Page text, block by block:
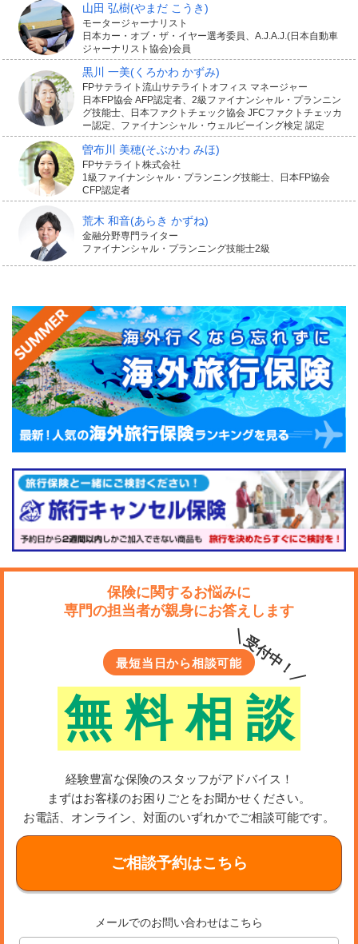
山田 弘樹(やまだ こうき)
モータージャーナリスト
日本カー・オブ・ザ・イヤー選考委員、A.J.A.J.(日本自動車
ジャーナリスト協会)会員
黒川 一美(くろかわ かずみ)
FPサテライト流山サテライトオフィス マネージャー
日本FP協会 AFP認定者、2級ファイナンシャル・プランニン
グ技能士、日本ファクトチェック協会 JFCファクトチェッカ
ー認定、ファイナンシャル・ウェルビーイング検定 認定
曽布川 美穂(そぶかわ みほ)
FPサテライト株式会社
1級ファイナンシャル・プランニング技能士、日本FP協会
CFP認定者
荒木 和音(あらき かずね)
金融分野専門ライター
ファイナンシャル・プランニング技能士2級
保険に関するお悩みに
専門の担当者が親身にお答えします
最短当日から相談可能
無 料 相 談
＼受付中！／
経験豊富な保険のスタッフがアドバイス！
まずはお客様のお困りごとをお聞かせください。
お電話、オンライン、対面のいずれかでご相談可能です。
ご相談予約はこちら
メールでのお問い合わせはこちら